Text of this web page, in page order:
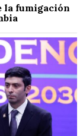
la fumigación